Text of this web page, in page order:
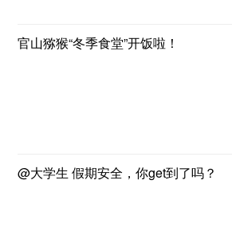
官山猕猴“冬季食堂”开饭啦！
@大学生 假期安全，你get到了吗？